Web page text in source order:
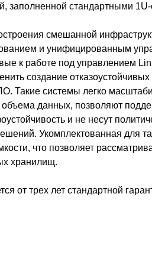
заполненной стандартными
смешанной
и унифицированным
к работе под управлением
создание
Такие системы легко
данных, позволяют
и не несут
Укомплектованная для
что позволяет
хранилищ.
от трех лет стандартной